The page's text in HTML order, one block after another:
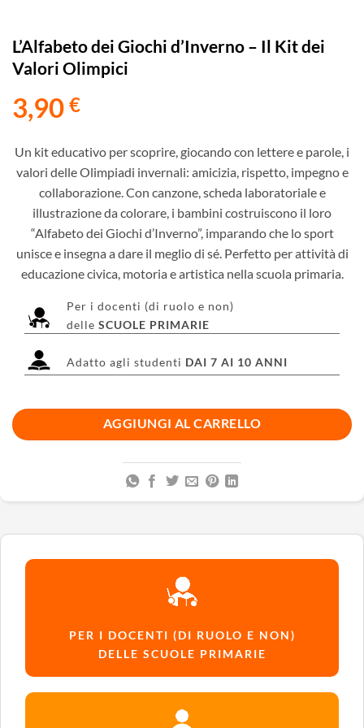
L’Alfabeto dei Giochi d’Inverno – Il Kit dei
Valori Olimpici
3,90 €
Un kit educativo per scoprire, giocando con lettere e parole, i
valori delle Olimpiadi invernali: amicizia, rispetto, impegno e
collaborazione. Con canzone, scheda laboratoriale e
illustrazione da colorare, i bambini costruiscono il loro
“Alfabeto dei Giochi d’Inverno”, imparando che lo sport
unisce e insegna a dare il meglio di sé. Perfetto per attività di
educazione civica, motoria e artistica nella scuola primaria.
Per i docenti (di ruolo e non)
delle SCUOLE PRIMARIE
Adatto agli studenti DAI 7 AI 10 ANNI
AGGIUNGI AL CARRELLO
PER I DOCENTI (DI RUOLO E NON)
DELLE SCUOLE PRIMARIE